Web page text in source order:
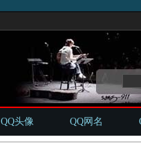
QQ头像 QQ网名